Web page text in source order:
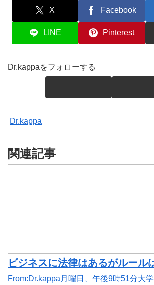
X Facebook
LINE Pinterest
Dr.kappaをフォローする
Dr.kappa
関連記事
ビジネスに法律はあるがルール
From:Dr.kappa月曜日、午後9時51分大